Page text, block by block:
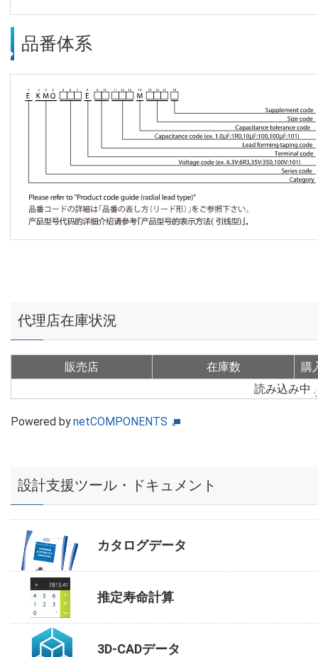
品番体系
代理店在庫状況
販売店 在庫数
購
読み込み中
Powered bynetCOMPONENTS
設計支援ツール・ドキュメント
カタログデータ
推定寿命計算
3D-CADデータ